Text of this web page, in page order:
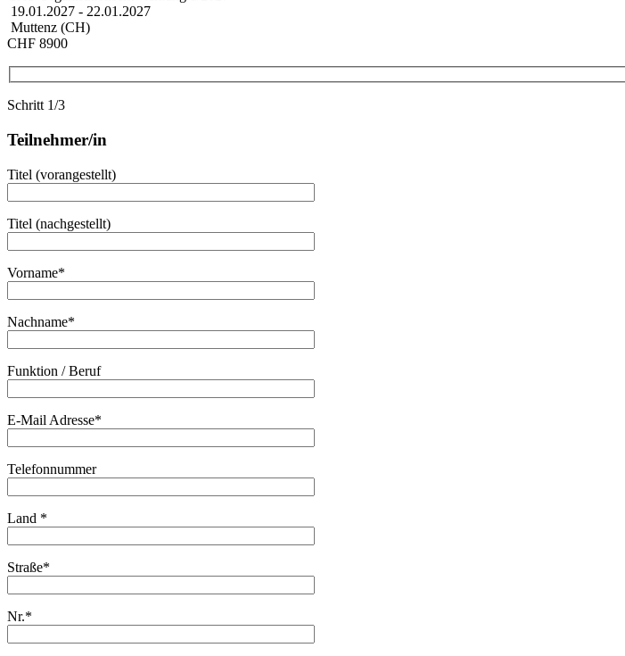
19.01.2027 - 22.01.2027
Muttenz (CH)
CHF 8900
Schritt 1/3
Teilnehmer/in
Titel (vorangestellt)
Titel (nachgestellt)
Vorname*
Nachname*
Funktion / Beruf
E-Mail Adresse*
Telefonnummer
Land *
Straße*
Nr.*